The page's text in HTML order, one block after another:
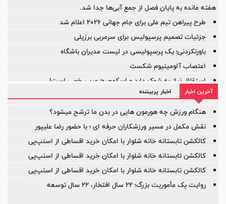
هفته مانده به پایان فصل از جمع آبی‌ها جدا شد.
طرح پیراهن تیم ملی برای جام جهانی ۲۰۲۶ اعلام شد
جزئیات تصمیم پرسپولیس برای سرمربی برزیلی
باورنکردنی؛ یک پرسپولیسی در لیست مدیران باشگاه
اعتصاب آلومینیوم شکست
استقلال نیاز به شوک دارد و اسکوچیچ مربی خوبی است!
آیا ستون خط میانی ترک برداشته است؟
بازی‌ها یکی پس از دیگری لغو شد؛
آخرین اخبار اخبار پربیننده
هنگام ورزش چه هورمون هایی در بدن ما ترشح میشود؟
نقش مکمل در مسیر ورزشکاران حرفه ای ؛ با حضور رضا علیپور
کالکشن تابستانه خانه شلوار با امکان خرید اقساطی از اسنپ‌پی
کالکشن تابستانه خانه شلوار با امکان خرید اقساطی از اسنپ‌پی
کالکشن تابستانه خانه شلوار با امکان خرید اقساطی از اسنپ‌پی
روایت یک مأموریت بزرگ؛ ۲۲ سال افتخار، ۲۲ سال توسعه